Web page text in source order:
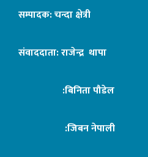
सम्पादक: चन्दा क्षेत्री
संवाददाता: राजेन्द्र थापा
:बिनिता पौडेल
:जिबन नेपाली